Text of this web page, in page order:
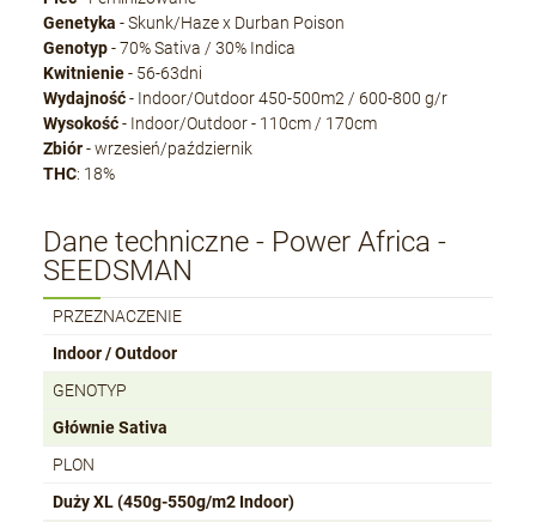
Genetyka - Skunk/Haze x Durban Poison
Genotyp- 70% Sativa / 30% Indica
Kwitnienie- 56-63dni
Wydajność- Indoor/Outdoor 450-500m2 / 600-800 g/r
Wysokość- Indoor/Outdoor - 110cm / 170cm
Zbiór- wrzesień/październik
THC: 18%
Dane techniczne - Power Africa -
SEEDSMAN
PRZEZNACZENIE
Indoor / Outdoor
GENOTYP
Głównie Sativa
PLON
Duży XL (450g-550g/m2 Indoor)